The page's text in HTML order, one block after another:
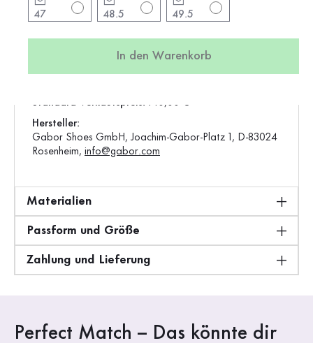
47 48.5 49.5
In den Warenkorb
Verschluss:Reißverschluss
Artikel:0138.17.02
Standard-Verkaufspreis: 140,00 €
Hersteller:
Gabor Shoes GmbH, Joachim-Gabor-Platz 1, D-83024
Rosenheim, info@gabor.com
Materialien
Passform und Größe
Zahlung und Lieferung
Perfect Match – Das könnte dir